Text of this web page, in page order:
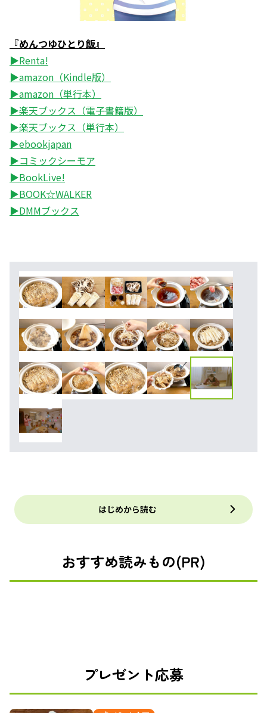
『めんつゆひとり飯』
▶Renta!
▶amazon（Kindle版）
▶amazon（単行本）
▶楽天ブックス（電子書籍版）
▶楽天ブックス（単行本）
▶ebookjapan
▶コミックシーモア
▶BookLive!
▶BOOK☆WALKER
▶DMMブックス
はじめから読む
おすすめ読みもの(PR)
プレゼント応募